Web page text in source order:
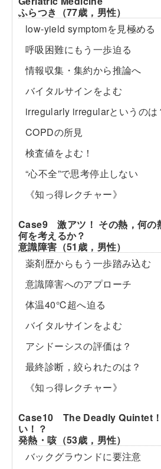
ふらつき（77歳，男性）
low-yield symptomを見極める
呼吸困難にもう一歩迫る
情報収集・集約から推論へ
バイタルサインをよむ
irregularly irregularというのは
COPDの所見
検査値をよむ！
“心不全”で思考停止しない
《知っ得レクチャー》
Case9 激アツ！ その熱，何
何を考えるか？
意識障害（51歳，男性）
薬剤歴からもう一歩踏み込む
意識障害へのアプローチ
体温40℃超へ迫る
バイタルサインをよむ
アシドーシスの評価は？
最終診断，絞られたのは？
《知っ得レクチャー》
Case10 The Deadly Quintet
い！？
発熱・咳（53歳，男性）
バックグラウンドに要注意